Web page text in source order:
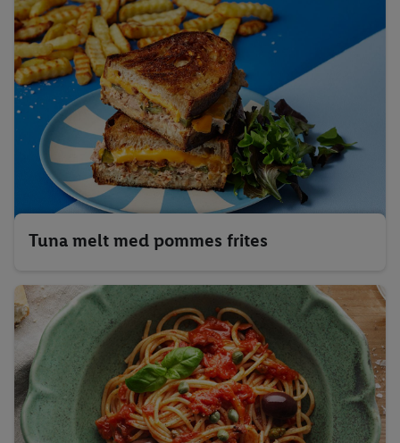
Tuna melt med pommes frites